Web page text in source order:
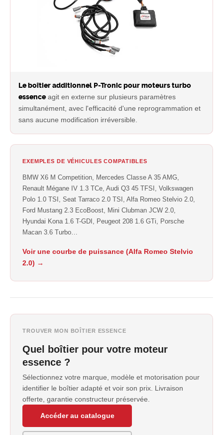
Le boîtier additionnel P-Tronic pour moteurs turbo
essenceagit en externe sur plusieurs paramètres
simultanément, avec l'efficacité d'une reprogrammation et
sans aucune modification irréversible.
EXEMPLES DE VÉHICULES COMPATIBLES
BMW X6 M Competition, Mercedes Classe A 35 AMG,
Renault Mégane IV 1.3 TCe, Audi Q3 45 TFSI, Volkswagen
Polo 1.0 TSI, Seat Tarraco 2.0 TSI, Alfa Romeo Stelvio 2.0,
Ford Mustang 2.3 EcoBoost, Mini Clubman JCW 2.0,
Hyundai Kona 1.6 T-GDI, Peugeot 208 1.6 GTi, Porsche
Macan 3.6 Turbo…
Voir une courbe de puissance (Alfa Romeo Stelvio
2.0) →
TROUVER MON BOÎTIER ESSENCE
Quel boîtier pour votre moteur
essence ?
Sélectionnez votre marque, modèle et motorisation pour
identifier le boîtier adapté et voir son prix. Livraison
offerte, garantie constructeur préservée.
Accéder au catalogue